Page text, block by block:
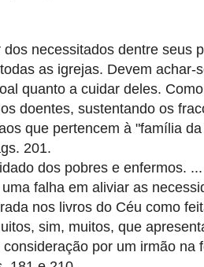
necessitados dentre seus
as igrejas. Devem achar-
quanto a cuidar deles.
doentes, sustentando os
que pertencem à "família
201.
dos pobres e enfermos. ...
falha em aliviar as
nos livros do Céu como
sim, muitos, que
por um irmão na